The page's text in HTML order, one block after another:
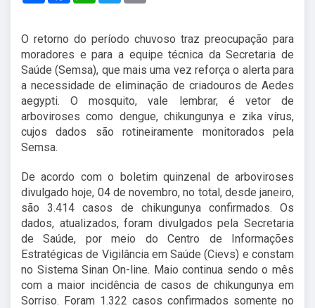
O retorno do período chuvoso traz preocupação para
moradores e para a equipe técnica da Secretaria de
Saúde (Semsa), que mais uma vez reforça o alerta para
a necessidade de eliminação de criadouros de Aedes
aegypti. O mosquito, vale lembrar, é vetor de
arboviroses como dengue, chikungunya e zika vírus,
cujos dados são rotineiramente monitorados pela
Semsa.
De acordo com o boletim quinzenal de arboviroses
divulgado hoje, 04 de novembro, no total, desde janeiro,
são 3.414 casos de chikungunya confirmados. Os
dados, atualizados, foram divulgados pela Secretaria
de Saúde, por meio do Centro de Informações
Estratégicas de Vigilância em Saúde (Cievs) e constam
no Sistema Sinan On-line. Maio continua sendo o mês
com a maior incidência de casos de chikungunya em
Sorriso. Foram 1.322 casos confirmados somente no